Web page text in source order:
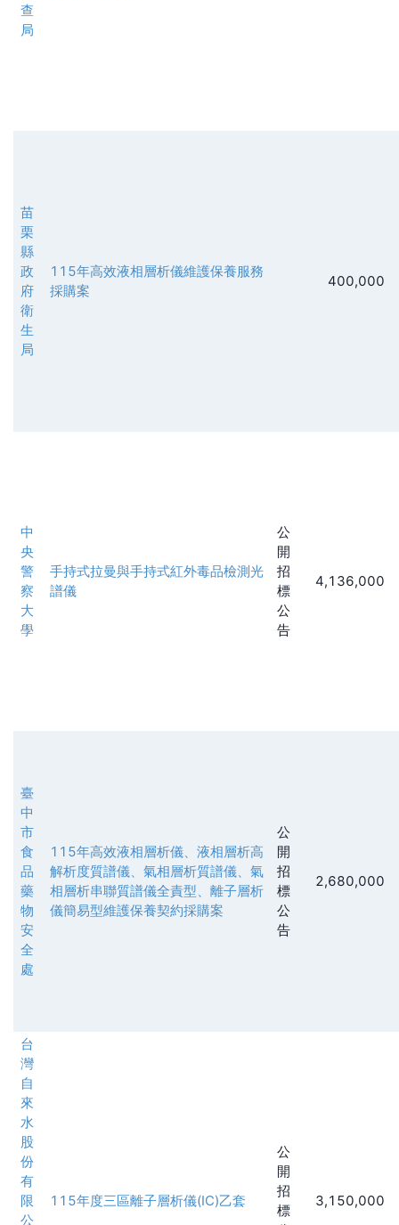
查
局
苗
栗
縣
政
府
衛
生
局
115年高效液相層析儀維護保養服務
採購案
400,000
中
央
警
察
大
學
手持式拉曼與手持式紅外毒品檢測光
譜儀
公
開
招
標
公
告
4,136,000
臺
中
市
食
品
藥
物
安
全
處
115年高效液相層析儀、液相層析高
解析度質譜儀、氣相層析質譜儀、氣
相層析串聯質譜儀全責型、離子層析
儀簡易型維護保養契約採購案
公
開
招
標
公
告
2,680,000
台
灣
自
來
水
股
份
有
限
公
115年度三區離子層析儀(IC)乙套
公
開
招
標
3,150,000